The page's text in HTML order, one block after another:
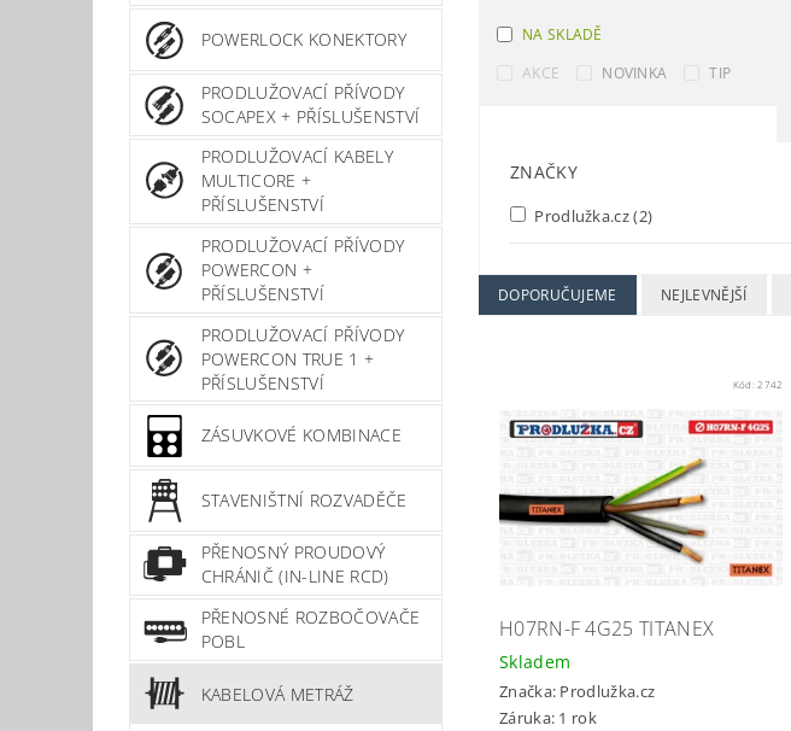
POWERLOCK KONEKTORY
PRODLUŽOVACÍ PŘÍVODY
SOCAPEX + PŘÍSLUŠENSTVÍ
PRODLUŽOVACÍ KABELY
MULTICORE +
PŘÍSLUŠENSTVÍ
PRODLUŽOVACÍ PŘÍVODY
POWERCON +
PŘÍSLUŠENSTVÍ
PRODLUŽOVACÍ PŘÍVODY
POWERCON TRUE 1 +
PŘÍSLUŠENSTVÍ
ZÁSUVKOVÉ KOMBINACE
STAVENIŠTNÍ ROZVADĚČE
PŘENOSNÝ PROUDOVÝ
CHRÁNIČ (IN-LINE RCD)
PŘENOSNÉ ROZBOČOVAČE
POBL
KABELOVÁ METRÁŽ
NA SKLADĚ
AKCE
NOVINKA TIP
ZNAČKY
Prodlužka.cz(2)
DOPORUČUJEME NEJLEVNĚJŠÍ
Kód:2742
H07RN-F 4G25 TITANEX
Skladem
Značka: Prodlužka.cz
Záruka: 1 rok